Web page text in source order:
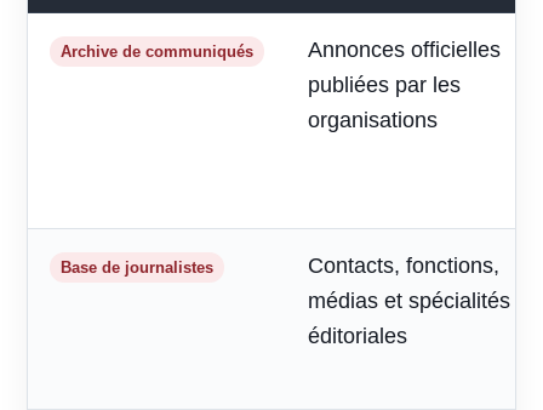
Archive de communiqués
Annonces officielles
publiées par les
organisations
Base de journalistes
Contacts, fonctions,
médias et spécialités
éditoriales